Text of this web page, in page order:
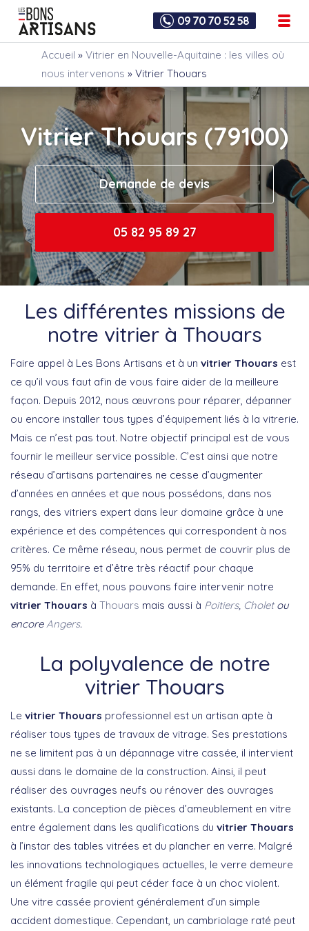
09 70 70 52 58
Accueil » Vitrier en Nouvelle-Aquitaine : les villes où
nous intervenons » Vitrier Thouars
Vitrier Thouars (79100)
Demande de devis
05 82 95 89 27
Les différentes missions de
notre vitrier à Thouars
Faire appel à Les Bons Artisans et à un vitrier Thouars est
ce qu’il vous faut afin de vous faire aider de la meilleure
façon. Depuis 2012, nous œuvrons pour réparer, dépanner
ou encore installer tous types d’équipement liés à la vitrerie.
Mais ce n’est pas tout. Notre objectif principal est de vous
fournir le meilleur service possible. C’est ainsi que notre
réseau d’artisans partenaires ne cesse d’augmenter
d’années en années et que nous possédons, dans nos
rangs, des vitriers expert dans leur domaine grâce à une
expérience et des compétences qui correspondent à nos
critères. Ce même réseau, nous permet de couvrir plus de
95% du territoire et d’être très réactif pour chaque
demande. En effet, nous pouvons faire intervenir notre
vitrier Thouars à Thouars mais aussi à Poitiers, Choletou
encore Angers.
La polyvalence de notre
vitrier Thouars
Le vitrier Thouars professionnel est un artisan apte à
réaliser tous types de travaux de vitrage. Ses prestations
ne se limitent pas à un dépannage vitre cassée, il intervient
aussi dans le domaine de la construction. Ainsi, il peut
réaliser des ouvrages neufs ou rénover des ouvrages
existants. La conception de pièces d’ameublement en vitre
entre également dans les qualifications du vitrier Thouars
à l’instar des tables vitrées et du plancher en verre. Malgré
les innovations technologiques actuelles, le verre demeure
un élément fragile qui peut céder face à un choc violent.
Une vitre cassée provient généralement d’un simple
accident domestique. Cependant, un cambriolage raté peut